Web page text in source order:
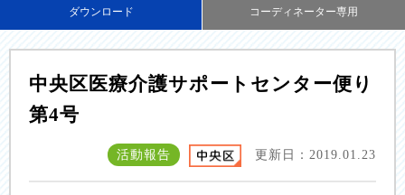
ダウンロード コーディネーター専用
中央区医療介護サポートセンター便り
第4号
活動報告 更新日：2019.01.23